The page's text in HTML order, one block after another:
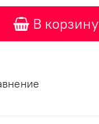
В корзину